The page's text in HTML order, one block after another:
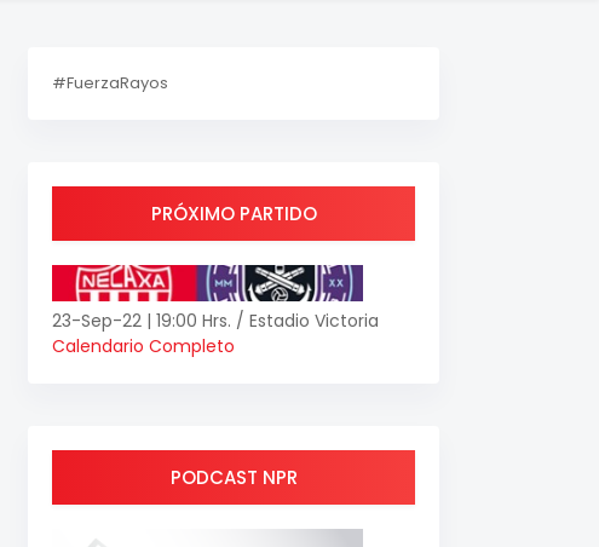
#FuerzaRayos
PRÓXIMO PARTIDO
23-Sep-22 | 19:00 Hrs. / Estadio Victoria
Calendario Completo
PODCAST NPR